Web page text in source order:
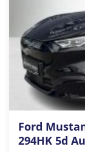
Ford
294HK 5d